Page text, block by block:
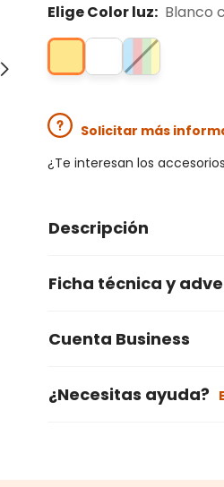
Elige Color luz: Blanco
Solicitar más
¿Te interesan los
Descripción
Ficha técnica y
Cuenta Business
¿Necesitas ayuda?